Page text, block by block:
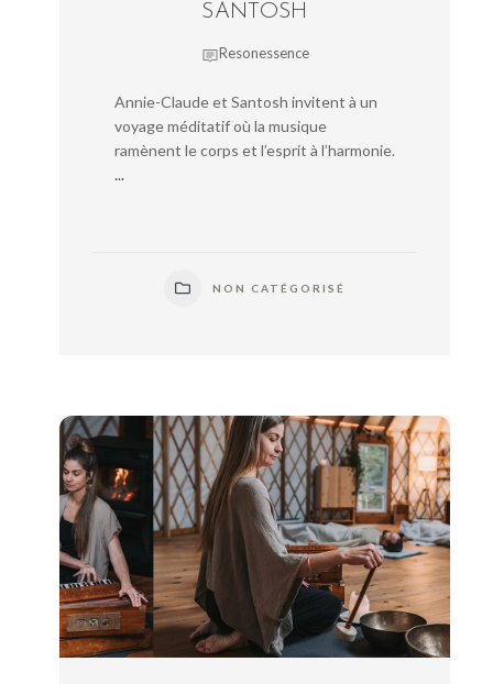
SANTOSH
Resonessence
Annie-Claude et Santosh invitent à un
voyage méditatif où la musique
ramènent le corps et l’esprit à l’harmonie.
...
NON CATÉGORISÉ